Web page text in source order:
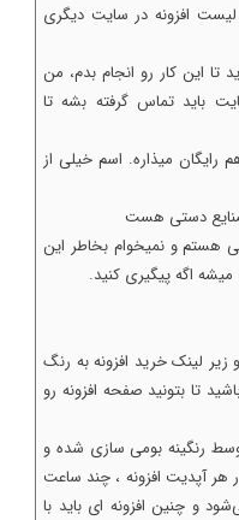
افزونه در سایت دیگری
این کار رو انجام بدم، من
باید تماس گرفته بشه تا
میذاره. اسم خیلی از
دستی هست
هستم و نمیخوام بخاطر این
میشه اگه پیگیری کنید.
زیر لینک خرید افزونه به رنگ
تا بتونید صفحه افزونه رو
رنگینه بومی سازی شده و
هر آپدیت افزونه ، چند ساعت
و چنین افزونه ای باید با